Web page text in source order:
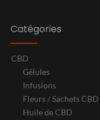
Catégories
CBD
Gélules
Infusions
Fleurs / Sachets CBD
Huile de CBD